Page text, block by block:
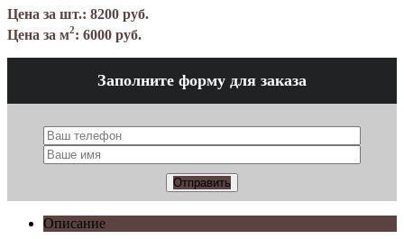
Цена за шт.: 8200 руб.
Цена за м2: 6000 руб.
Заполните форму для заказа
Отправить
Описание